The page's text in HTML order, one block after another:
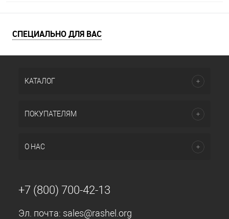
СПЕЦИАЛЬНО ДЛЯ ВАС
КАТАЛОГ
ПОКУПАТЕЛЯМ
О НАС
+7 (800) 700-42-13
Эл. почта: sales@rashel.org